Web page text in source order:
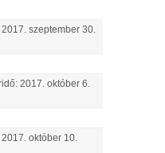
2017. szeptember 30
2017. október 6
2017. október 10